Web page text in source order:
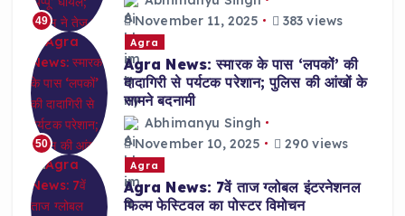
49
November 11, 2025
383 views
50
Agra
Agra News: स्मारक के पास ‘लपकों’ की
दादागिरी से पर्यटक परेशान; पुलिस की आंखों के
सामने बदनामी
Abhimanyu Singh
November 10, 2025
290 views
Agra
Agra News: 7वें ताज ग्लोबल इंटरनेशनल
फिल्म फेस्टिवल का पोस्टर विमोचन